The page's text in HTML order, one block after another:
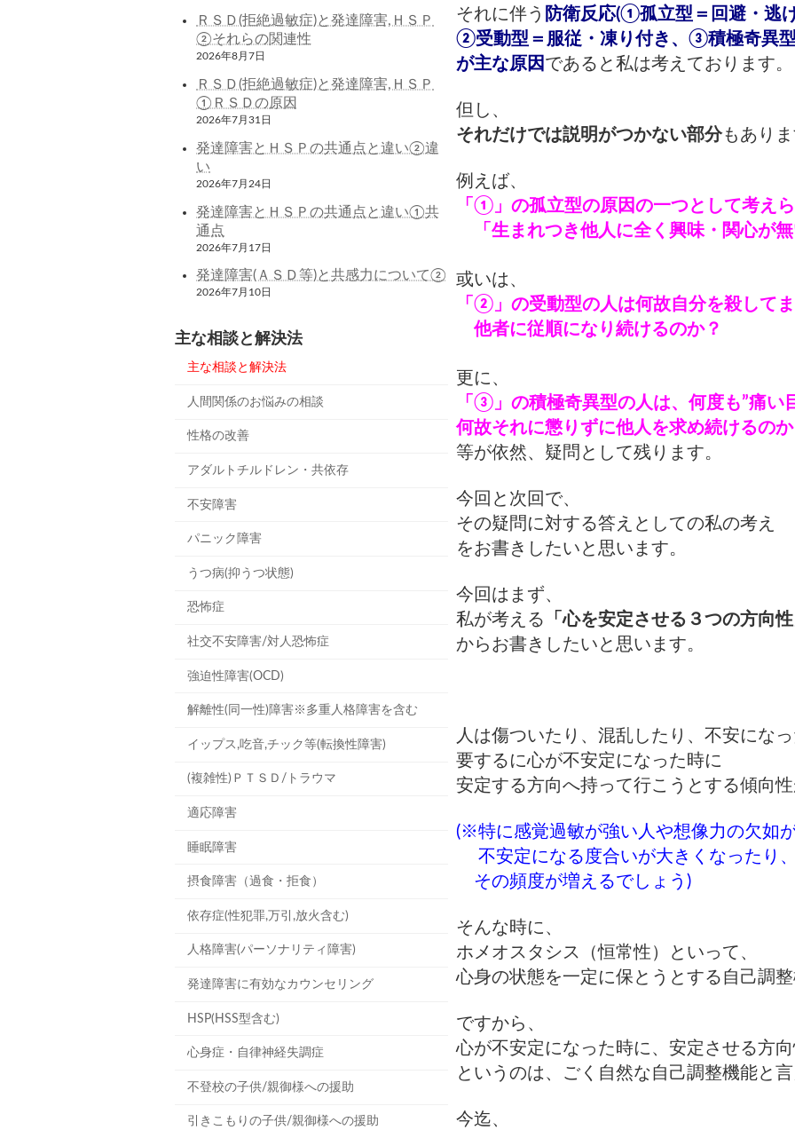
それに伴う 防衛反応(①孤立型＝回避・逃げ
②受動型＝服従・凍り付き、③積極奇異
が主な原因 であると私は考えております。
但し、
それだけでは説明がつかない部分もありま
例えば、
「①」の孤立型の原因の一つとして考え
「生まれつき他人に全く興味・関心が無
或いは、
「②」の受動型の人は何故自分を殺してま
他者に従順になり続けるのか？
更に、
「③」の積極奇異型の人は、何度も”痛い
何故それに懲りずに他人を求め続けるのか
等が依然、疑問として残ります。
今回と次回で、
その疑問に対する答えとしての私の考え
をお書きしたいと思います。
今回はまず、
私が考える
「心を安定させる３つの方向性
から お書きしたいと思います。
人は傷ついたり、混乱したり、不安にな
要するに心が不安定になった時に
安定する方向へ持って行こうとする傾向
(※特に感覚過敏が強い人や想像力の欠如が
不安定になる度合いが大きくなったり、
その頻度が増えるでしょう)
そんな時に、
ホメオスタシス（恒常性）といって、
心身の状態を一定に保とうとする自己調整
ですから、
心が不安定になった時に、安定させる方向
というのは、ごく自然な自己調整機能と言
今迄、
ＲＳＤ(拒絶過敏症)と発達障害,ＨＳＰ
②それらの関連性
2026年8月7日
ＲＳＤ(拒絶過敏症)と発達障害,ＨＳＰ
①ＲＳＤの原因
2026年7月31日
発達障害とＨＳＰの共通点と違い②違
い
2026年7月24日
発達障害とＨＳＰの共通点と違い①共
通点
2026年7月17日
発達障害(ＡＳＤ等)と共感力について②
2026年7月10日
主な相談と解決法
主な相談と解決法
人間関係のお悩みの相談
性格の改善
アダルトチルドレン・共依存
不安障害
パニック障害
うつ病(抑うつ状態)
恐怖症
社交不安障害/対人恐怖症
強迫性障害(OCD)
解離性(同一性)障害※多重人格障害を含む
イップス,吃音,チック等(転換性障害)
(複雑性)ＰＴＳＤ/トラウマ
適応障害
睡眠障害
摂食障害（過食・拒食）
依存症(性犯罪,万引,放火含む)
人格障害(パーソナリティ障害)
発達障害に有効なカウンセリング
HSP(HSS型含む)
心身症・自律神経失調症
不登校の子供/親御様への援助
引きこもりの子供/親御様への援助